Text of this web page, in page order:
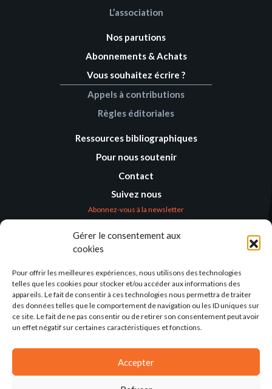
Gérer le consentement aux
cookies
Pour offrir les meilleures expériences, nous utilisons des technologies
telles que les cookies pour stocker et/ou accéder aux informations des
appareils. Le fait de consentir à ces technologies nous permettra de traiter
des données telles que le comportement de navigation ou les ID uniques sur
ce site. Le fait de ne pas consentir ou de retirer son consentement peut avoir
un effet négatif sur certaines caractéristiques et fonctions.
Accepter
L’association
Nos parutions
Abonnements & Achats
Vous souhaitez écrire ?
Appels à contributions
Règles éditoriales
Ressources bibliographiques
Pour nous soutenir
Contact
Suivez nous
Abonnez-vous à la newsletter
Humanitaires –
Humanitarian
Alternatives
138 avenue des Frères
Lumière – CS 88379